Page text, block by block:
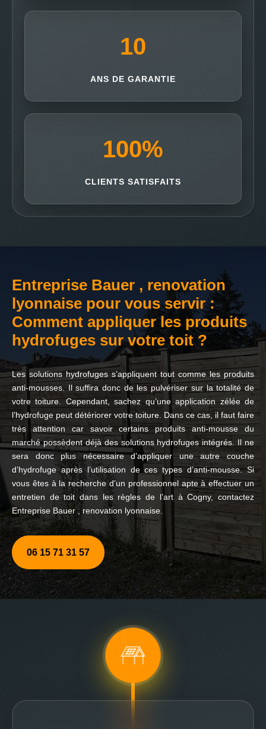
10
ANS DE GARANTIE
100%
CLIENTS SATISFAITS
Entreprise Bauer , renovation
lyonnaise pour vous servir :
Comment appliquer les produits
hydrofuges sur votre toit ?
Les solutions hydrofuges s’appliquent tout comme les produits
anti-mousses. Il suffira donc de les pulvériser sur la totalité de
votre toiture. Cependant, sachez qu’une application zélée de
l’hydrofuge peut détériorer votre toiture. Dans ce cas, il faut faire
très attention car savoir certains produits anti-mousse du
marché possèdent déjà des solutions hydrofuges intégrés. Il ne
sera donc plus nécessaire d’appliquer une autre couche
d’hydrofuge après l’utilisation de ces types d’anti-mousse. Si
vous êtes à la recherche d’un professionnel apte à effectuer un
entretien de toit dans les règles de l’art à Cogny, contactez
Entreprise Bauer , renovation lyonnaise.
06 15 71 31 57